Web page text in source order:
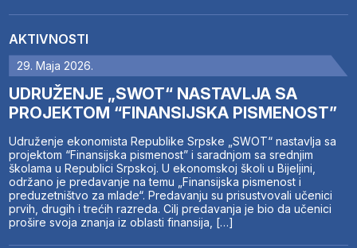
AKTIVNOSTI
29. Maja 2026.
UDRUŽENJE „SWOT“ NASTAVLJA SA
PROJEKTOM “FINANSIJSKA PISMENOST”
Udruženje ekonomista Republike Srpske „SWOT“ nastavlja sa
projektom “Finansijska pismenost” i saradnjom sa srednjim
školama u Republici Srpskoj. U ekonomskoj školi u Bijeljini,
održano je predavanje na temu „Finansijska pismenost i
preduzetništvo za mlade“. Predavanju su prisustvovali učenici
prvih, drugih i trećih razreda. Cilj predavanja je bio da učenici
prošire svoja znanja iz oblasti finansija, […]